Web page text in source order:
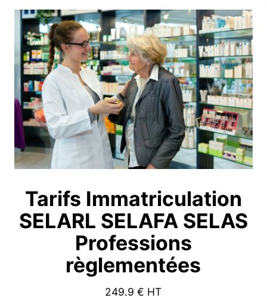
Tarifs Immatriculation
SELARL SELAFA SELAS
Professions
règlementées
249.9 € HT